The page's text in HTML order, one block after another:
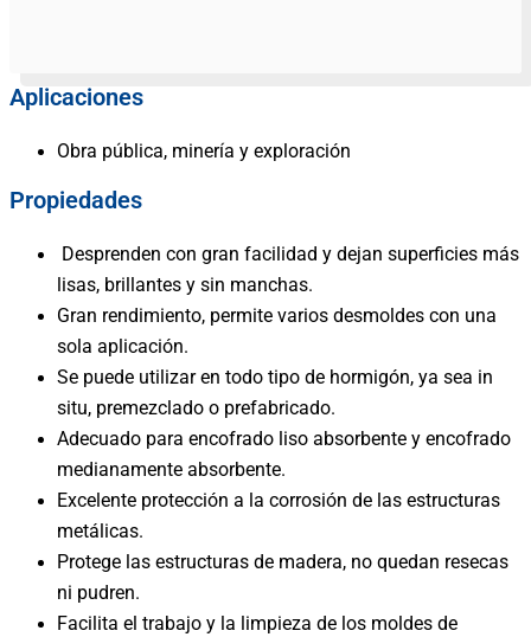
Aplicaciones
Obra pública, minería y exploración
Propiedades
Desprenden con gran facilidad y dejan superficies más
lisas, brillantes y sin manchas.
Gran rendimiento, permite varios desmoldes con una
sola aplicación.
Se puede utilizar en todo tipo de hormigón, ya sea in
situ, premezclado o prefabricado.
Adecuado para encofrado liso absorbente y encofrado
medianamente absorbente.
Excelente protección a la corrosión de las estructuras
metálicas.
Protege las estructuras de madera, no quedan resecas
ni pudren.
Facilita el trabajo y la limpieza de los moldes de